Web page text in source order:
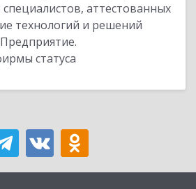
аттестованных
технологий и решений
статуса